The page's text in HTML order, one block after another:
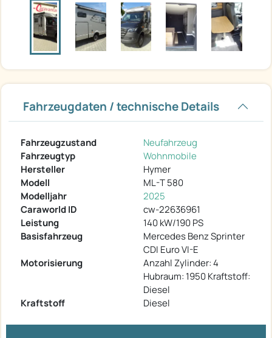
Fahrzeugdaten / technische Details
Fahrzeugzustand
Neufahrzeug
Fahrzeugtyp
Wohnmobile
Hersteller
Hymer
Modell
ML-T 580
Modelljahr
2025
Caraworld ID
cw-22636961
Leistung
140 kW/190 PS
Basisfahrzeug
Mercedes Benz Sprinter
CDI Euro VI-E
Motorisierung
Anzahl Zylinder: 4
Hubraum: 1950 Kraftstoff:
Diesel
Kraftstoff
Diesel